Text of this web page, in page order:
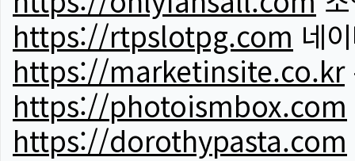
https://rtpslotpg.com 네
https://marketinsite.co.kr
https://photoismbox.com
https://dorothypasta.com